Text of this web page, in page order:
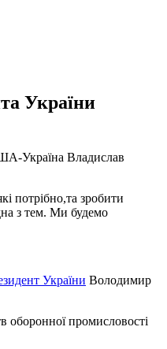
України
Україна Владислав
потрібно,та зробити
з тем. Ми будемо
України Володимир
оборонної промисловості